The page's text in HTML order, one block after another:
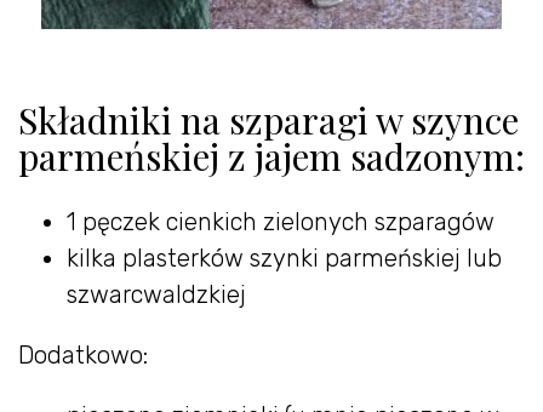
Składniki na szparagi w szynce
parmeńskiej z jajem sadzonym:
1 pęczek cienkich zielonych szparagów
kilka plasterków szynki parmeńskiej lub
szwarcwaldzkiej
Dodatkowo: